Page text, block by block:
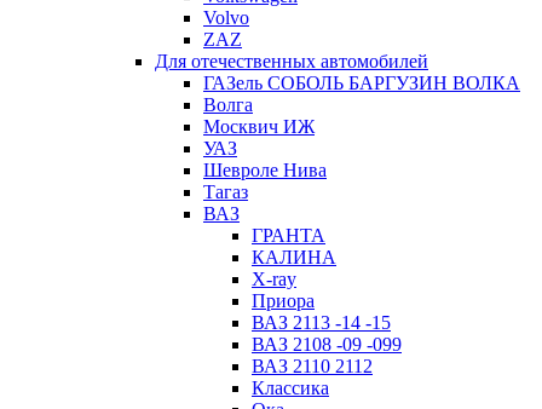
Volvo
ZAZ
Для отечественных автомобилей
ГАЗель СОБОЛЬ БАРГУЗИН ВОЛКА
Волга
Москвич ИЖ
УАЗ
Шевроле Нива
Тагаз
ВАЗ
ГРАНТА
КАЛИНА
X-ray
Приора
ВАЗ 2113 -14 -15
ВАЗ 2108 -09 -099
ВАЗ 2110 2112
Классика